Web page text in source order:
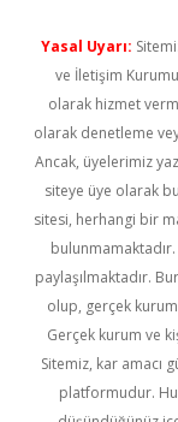
Yasal Uyarı:
ve İletişim
olarak hizmet
olarak denetleme
Ancak, üyelerimiz
siteye üye olarak
sitesi, herhangi bir
bulunmamaktadır.
paylaşılmaktadır.
olup, gerçek
Gerçek kurum ve
Sitemiz, kar amacı
platformudur.